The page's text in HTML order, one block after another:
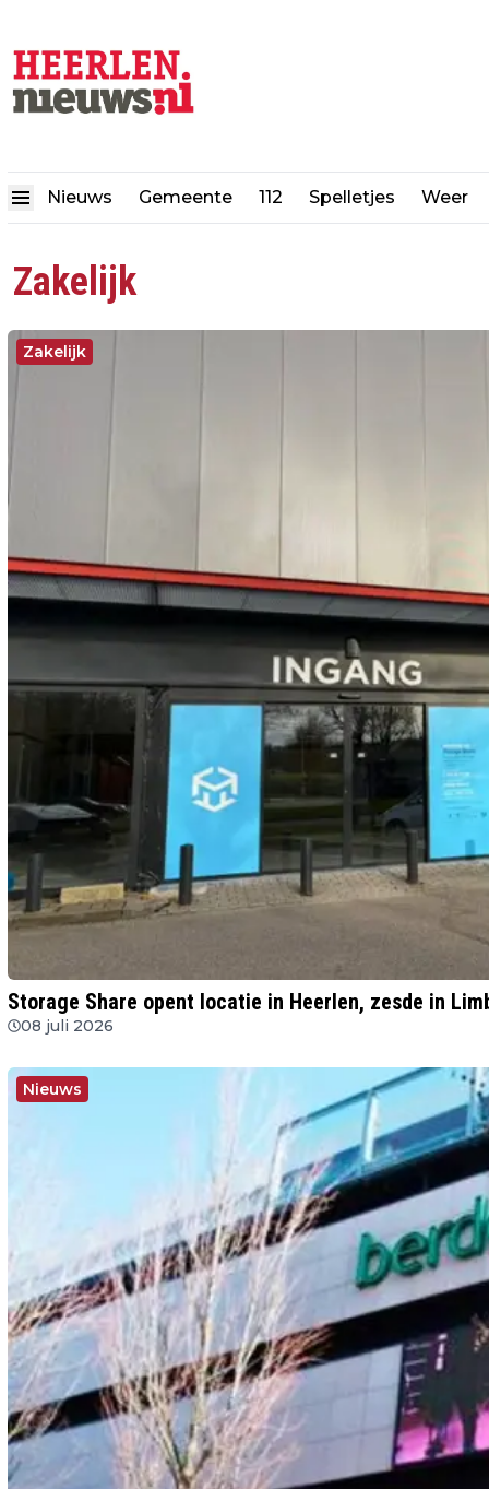
Nieuws Gemeente 112 Spelletjes Weer
Zakelijk
Zakelijk
Storage Share opent locatie in Heerlen, zesde in
08 juli 2026
Nieuws